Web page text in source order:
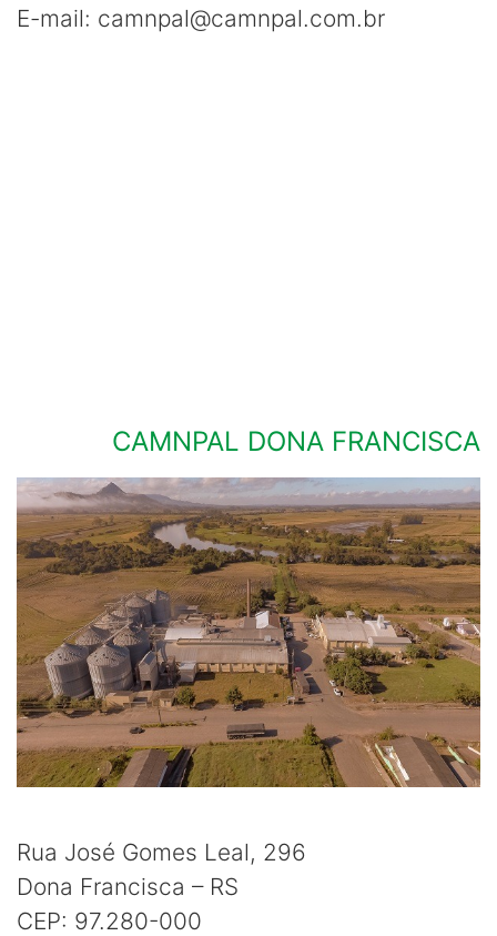
E-mail: camnpal@camnpal.com.br
CAMNPAL DONA FRANCISCA
Rua José Gomes Leal, 296
Dona Francisca – RS
CEP: 97.280-000